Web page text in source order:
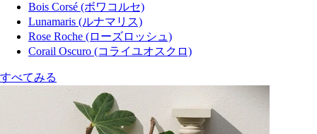
Bois Corsé (ボワコルセ)
Lunamaris (ルナマリス)
Rose Roche (ローズロッシュ)
Corail Oscuro (コライユオスクロ)
すべてみる